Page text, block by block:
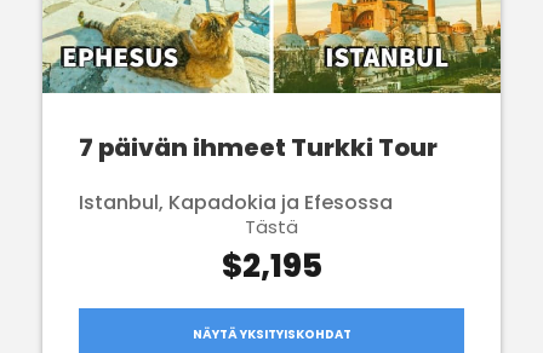
7 päivän ihmeet Turkki Tour
Istanbul, Kapadokia ja Efesossa
Tästä
$2,195
NÄYTÄ YKSITYISKOHDAT